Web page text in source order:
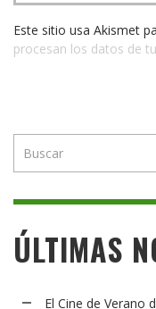
Este sitio usa Akismet
procesan los datos de
ÚLTIMAS
El Cine de Verano